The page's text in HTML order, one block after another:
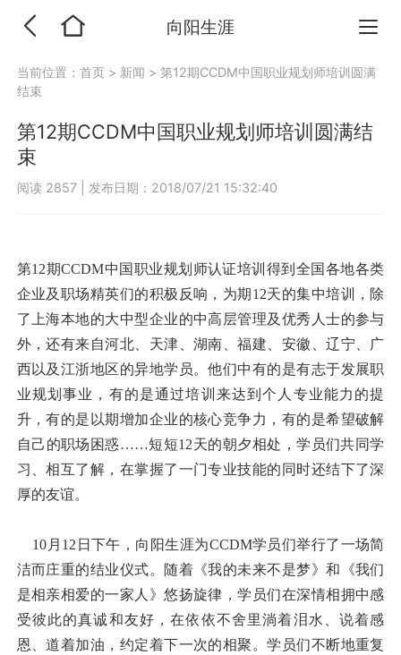
向阳生涯
当前位置：首页 > 新闻 >第12期CCDM中国职业规划师培训圆满
结束
第12期CCDM中国职业规划师培训圆满结
束
阅读 2857 发布日期：2018/07/21 15:32:40
第12期CCDM中国职业规划师认证培训得到全国各地各类
企业及职场精英们的积极反响，为期12天的集中培训，除
了上海本地的大中型企业的中高层管理及优秀人士的参与
外，还有来自河北、天津、湖南、福建、安徽、辽宁、广
西以及江浙地区的异地学员。他们中有的是有志于发展职
业规划事业，有的是通过培训来达到个人专业能力的提
升，有的是以期增加企业的核心竞争力，有的是希望破解
自己的职场困惑……短短12天的朝夕相处，学员们共同学
习、相互了解，在掌握了一门专业技能的同时还结下了深
厚的友谊。
10月12日下午，向阳生涯为CCDM学员们举行了一场简
洁而庄重的结业仪式。随着《我的未来不是梦》和《我们
是相亲相爱的一家人》悠扬旋律，学员们在深情相拥中感
受彼此的真诚和友好，在依依不舍里淌着泪水、说着感
恩、道着加油，约定着下一次的相聚。学员们不断地重复